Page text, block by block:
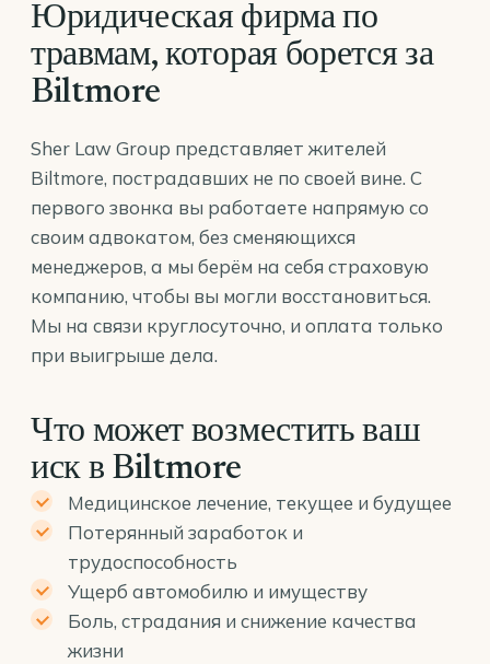
Юридическая фирма по
травмам, которая борется за
Biltmore
Sher Law Group представляет жителей
Biltmore, пострадавших не по своей вине. С
первого звонка вы работаете напрямую со
своим адвокатом, без сменяющихся
менеджеров, а мы берём на себя страховую
компанию, чтобы вы могли восстановиться.
Мы на связи круглосуточно, и оплата только
при выигрыше дела.
Что может возместить ваш
иск в Biltmore
Медицинское лечение, текущее и будущее
Потерянный заработок и
трудоспособность
Ущерб автомобилю и имуществу
Боль, страдания и снижение качества
жизни